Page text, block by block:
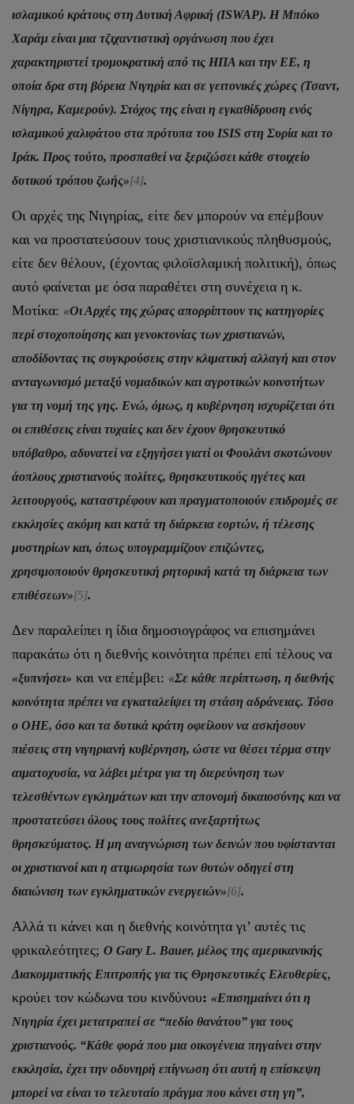
ισλαμικού κράτους στη Δυτική Αφρική (ISWAP). Η Μπόκο
Χαράμ είναι μια τζιχαντιστική οργάνωση που έχει
χαρακτηριστεί τρομοκρατική από τις ΗΠΑ και την ΕΕ, η
οποία δρα στη βόρεια Νιγηρία και σε γειτονικές χώρες (Τσαντ,
Νίγηρα, Καμερούν). Στόχος της είναι η εγκαθίδρυση ενός
ισλαμικού χαλιφάτου στα πρότυπα του ISIS στη Συρία και το
Ιράκ. Προς τούτο, προσπαθεί να ξεριζώσει κάθε στοιχείο
δυτικού τρόπου ζωής»[4].
Οι αρχές της Νιγηρίας, είτε δεν μπορούν να επέμβουν
και να προστατεύσουν τους χριστιανικούς πληθυσμούς,
είτε δεν θέλουν, (έχοντας φιλοϊσλαμική πολιτική), όπως
αυτό φαίνεται με όσα παραθέτει στη συνέχεια η κ.
Μοτίκα: «Οι Αρχές της χώρας απορρίπτουν τις κατηγορίες
περί στοχοποίησης και γενοκτονίας των χριστιανών,
αποδίδοντας τις συγκρούσεις στην κλιματική αλλαγή και στον
ανταγωνισμό μεταξύ νομαδικών και αγροτικών κοινοτήτων
για τη νομή της γης. Ενώ, όμως, η κυβέρνηση ισχυρίζεται ότι
οι επιθέσεις είναι τυχαίες και δεν έχουν θρησκευτικό
υπόβαθρο, αδυνατεί να εξηγήσει γιατί οι Φουλάνι σκοτώνουν
άοπλους χριστιανούς πολίτες, θρησκευτικούς ηγέτες και
λειτουργούς, καταστρέφουν και πραγματοποιούν επιδρομές σε
εκκλησίες ακόμη και κατά τη διάρκεια εορτών, ή τέλεσης
μυστηρίων και, όπως υπογραμμίζουν επιζώντες,
χρησιμοποιούν θρησκευτική ρητορική κατά τη διάρκεια των
επιθέσεων»[5].
Δεν παραλείπει η ίδια δημοσιογράφος να επισημάνει
παρακάτω ότι η διεθνής κοινότητα πρέπει επί τέλους να
«ξυπνήσει» και να επέμβει: «Σε κάθε περίπτωση, η διεθνής
κοινότητα πρέπει να εγκαταλείψει τη στάση αδράνειας. Τόσο
ο ΟΗΕ, όσο και τα δυτικά κράτη οφείλουν να ασκήσουν
πιέσεις στη νιγηριανή κυβέρνηση, ώστε να θέσει τέρμα στην
αιματοχυσία, να λάβει μέτρα για τη διερεύνηση των
τελεσθέντων εγκλημάτων και την απονομή δικαιοσύνης και να
προστατεύσει όλους τους πολίτες ανεξαρτήτως
θρησκεύματος. Η μη αναγνώριση των δεινών που υφίστανται
οι χριστιανοί και η ατιμωρησία των θυτών οδηγεί στη
διαιώνιση των εγκληματικών ενεργειών»[6].
Αλλά τι κάνει και η διεθνής κοινότητα γι’ αυτές τις
φρικαλεότητες; Ο Gary L. Bauer, μέλος της αμερικανικής
Διακομματικής Επιτροπής για τις Θρησκευτικές Ελευθερίες,
κρούει τον κώδωνα του κινδύνου: «Επισημαίνει ότι η
Νιγηρία έχει μετατραπεί σε “πεδίο θανάτου” για τους
χριστιανούς. “Κάθε φορά που μια οικογένεια πηγαίνει στην
εκκλησία, έχει την οδυνηρή επίγνωση ότι αυτή η επίσκεψη
μπορεί να είναι το τελευταίο πράγμα που κάνει στη γη”,